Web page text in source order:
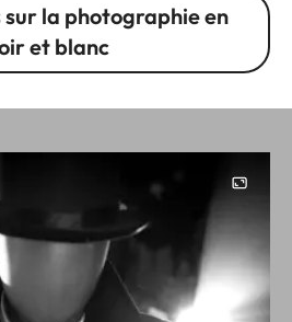
sur la photographie en
et blanc